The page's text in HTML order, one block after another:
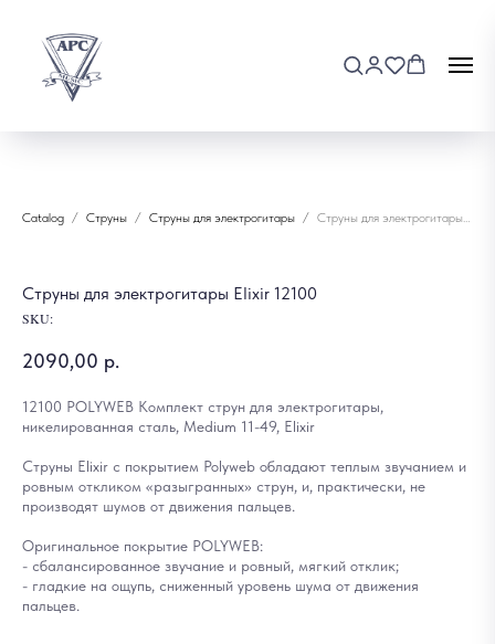
Catalog Струны Струны для электрогитары Струны для электрогитары Elixir 12100
Струны для электрогитары Elixir 12100
SKU:
2090,00 р.
12100 POLYWEB Комплект струн для электрогитары,
никелированная сталь, Medium 11-49, Elixir
Струны Elixir с покрытием Polyweb обладают теплым звучанием и
ровным откликом «разыгранных» струн, и, практически, не
производят шумов от движения пальцев.
Оригинальное покрытие POLYWEB:
- сбалансированное звучание и ровный, мягкий отклик;
- гладкие на ощупь, сниженный уровень шума от движения
пальцев.